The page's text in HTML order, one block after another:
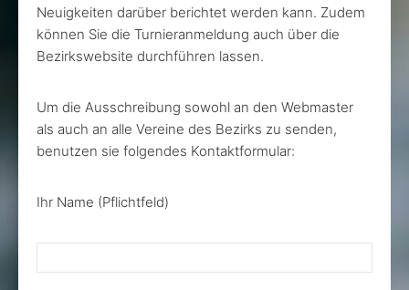
Neuigkeiten darüber berichtet werden kann. Zudem
können Sie die Turnieranmeldung auch über die
Bezirkswebsite durchführen lassen.
Um die Ausschreibung sowohl an den Webmaster
als auch an alle Vereine des Bezirks zu senden,
benutzen sie folgendes Kontaktformular:
Ihr Name (Pflichtfeld)